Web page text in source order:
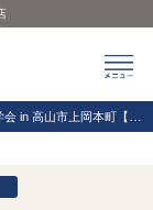
上岡本町【新築以上の感動を…】